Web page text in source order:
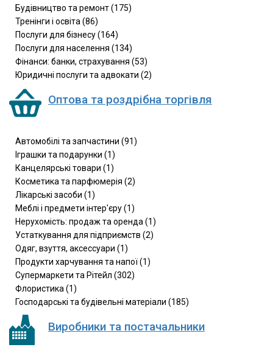
Будівництво та ремонт (175)
Тренінги і освіта (86)
Послуги для бізнесу (164)
Послуги для населення (134)
Фінанси: банки, страхування (53)
Юридичні послуги та адвокати (2)
Оптова та роздрібна торгівля
Автомобілі та запчастини (91)
Іграшки та подарунки (1)
Канцелярські товари (1)
Косметика та парфюмерія (2)
Лікарські засоби (1)
Меблі і предмети інтер'єру (1)
Нерухомість: продаж та оренда (1)
Устаткування для підприємств (2)
Одяг, взуття, аксессуари (1)
Продукти харчування та напої (1)
Супермаркети та Рітейл (302)
Флористика (1)
Господарські та будівельні матеріали (185)
Виробники та постачальники